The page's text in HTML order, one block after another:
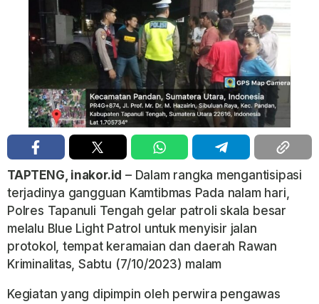
TAPTENG, inakor.id – Dalam rangka mengantisipasi
terjadinya gangguan Kamtibmas Pada nalam hari,
Polres Tapanuli Tengah gelar patroli skala besar
melalu Blue Light Patrol untuk menyisir jalan
protokol, tempat keramaian dan daerah Rawan
Kriminalitas, Sabtu (7/10/2023) malam
Kegiatan yang dipimpin oleh perwira pengawas